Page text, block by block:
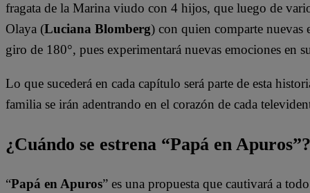
fragata de la Marina viudo con 4 hijos, que luego de
Olaya (Luciana Blomberg) con quien comparte nuevas
giro de 180°, pues experimentará nuevas emociones en
Lo que sucederá en cada capítulo será parte de esta
familia se irán adentrando en el corazón de cada
¿Cuándo se estrena “Papá en Apuros”?
“Papá en Apuros” es una propuesta que cautivará a